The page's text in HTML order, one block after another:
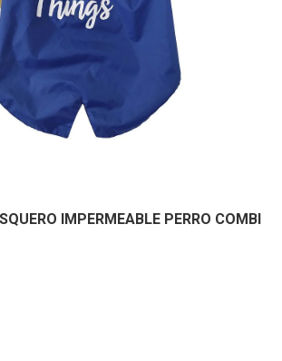
IMPERMEABLE PERRO COMBI